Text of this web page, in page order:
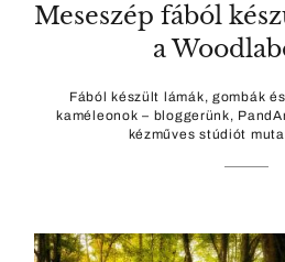
Meseszép fából
a
Fából készült lámák, gombák
kaméleonok – bloggerünk,
kézműves stúdiót